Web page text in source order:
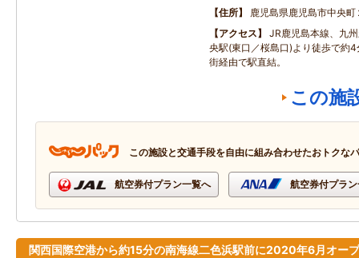
住所
鹿児島県鹿児島市中央町
アクセス
JR鹿児島本線、九
央駅(東口／桜島口)より徒歩で約
街経由で駅直結。
この施
この施設と交通手段を自由に組み合わせたおトクな
航空券付プラン一覧へ 航空券付プラ
関西国際空港から約15分の南海線二色浜駅前に2020年6月オー